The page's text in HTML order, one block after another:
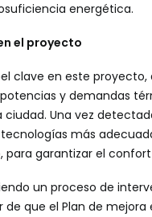
energética.
el proyecto
clave en este
y demandas
Una vez
más
para garantizar el
un proceso de
que el Plan de